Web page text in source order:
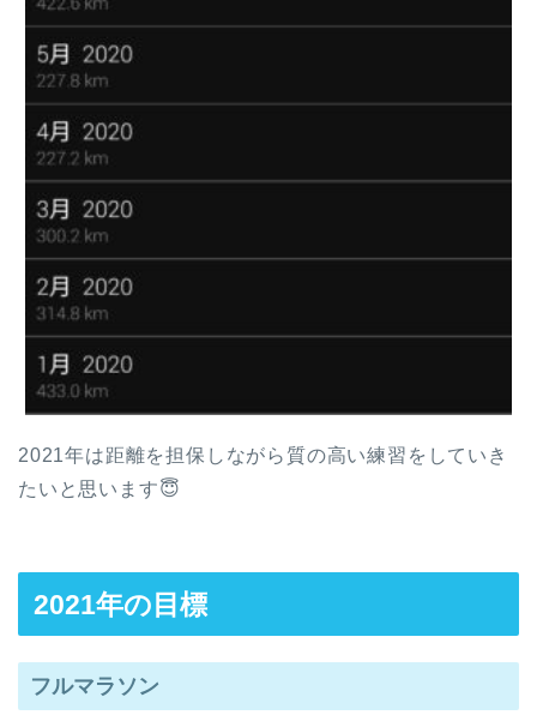
2021年は距離を担保しながら質の高い練習をしていき
たいと思います😇
2021年の目標
フルマラソン